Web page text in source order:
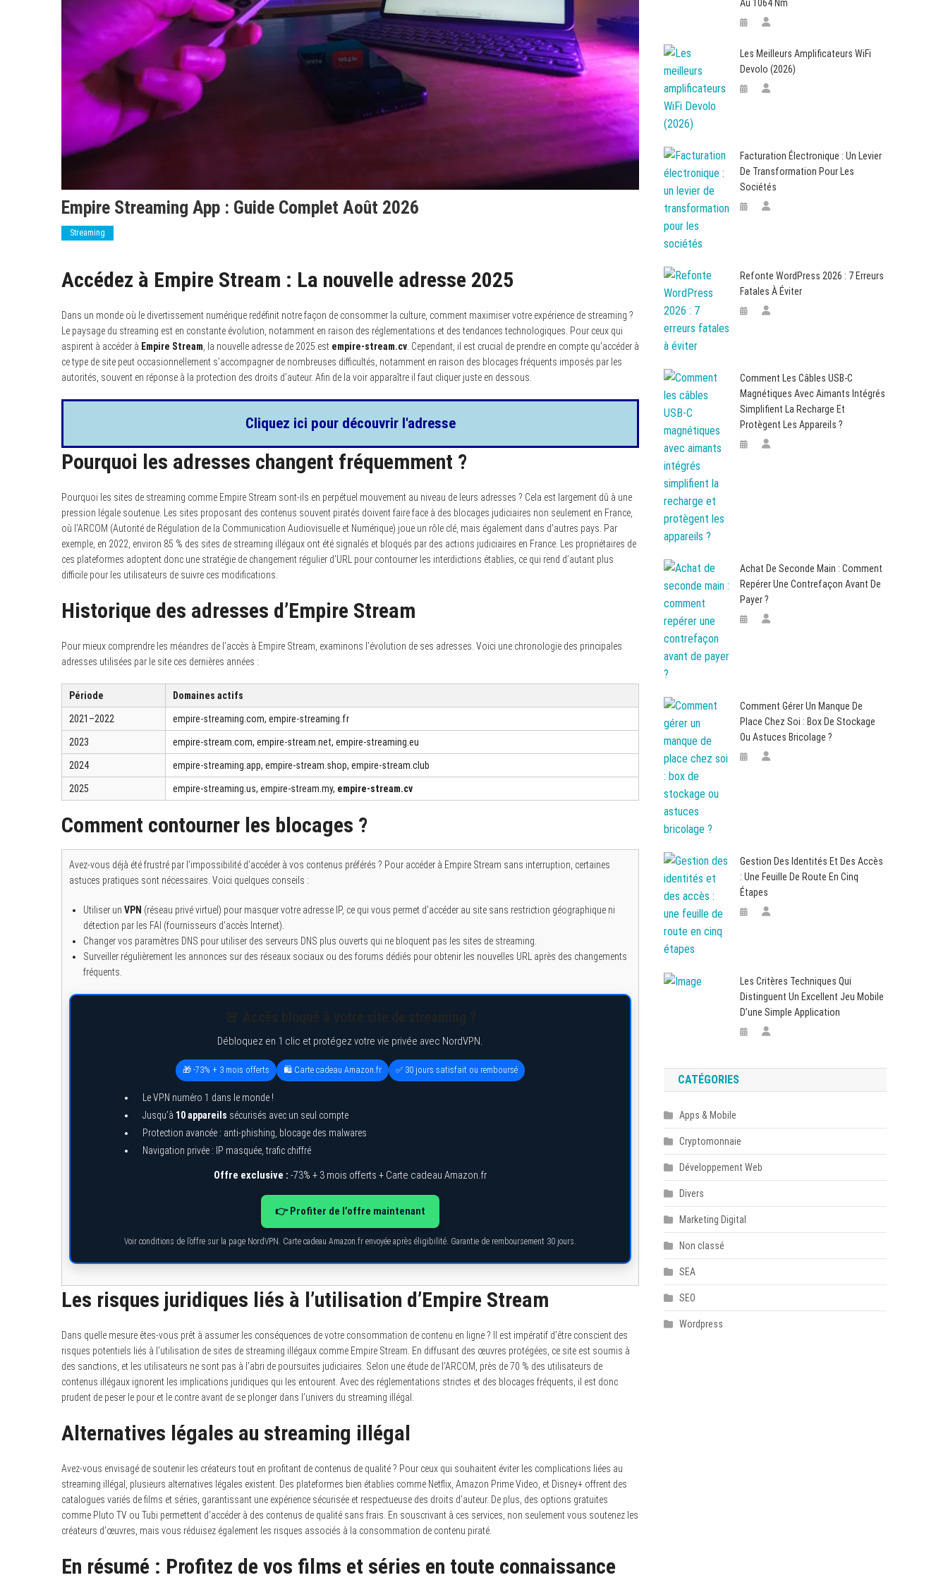
Empire Streaming App : Guide Complet Août 2026
Streaming
Accédez à Empire Stream : La nouvelle adresse 2025
Dans un monde où le divertissement numérique redéfinit notre façon de consommer la culture, comment maximiser votre expérience de streaming ?
Le paysage du streaming est en constante évolution, notamment en raison des réglementations et des tendances technologiques. Pour ceux qui
aspirent à accéder à Empire Stream, la nouvelle adresse de 2025 est empire-stream.cv. Cependant, il est crucial de prendre en compte qu’accéder à
ce type de site peut occasionnellement s’accompagner de nombreuses difficultés, notamment en raison des blocages fréquents imposés par les
autorités, souvent en réponse à la protection des droits d’auteur. Afin de la voir apparaître il faut cliquer juste en dessous.
Cliquez ici pour découvrir l'adresse
Pourquoi les adresses changent fréquemment ?
Pourquoi les sites de streaming comme Empire Stream sont-ils en perpétuel mouvement au niveau de leurs adresses ? Cela est largement dû à une
pression légale soutenue. Les sites proposant des contenus souvent piratés doivent faire face à des blocages judiciaires non seulement en France,
où l’ARCOM (Autorité de Régulation de la Communication Audiovisuelle et Numérique) joue un rôle clé, mais également dans d’autres pays. Par
exemple, en 2022, environ 85 % des sites de streaming illégaux ont été signalés et bloqués par des actions judiciaires en France. Les propriétaires de
ces plateformes adoptent donc une stratégie de changement régulier d’URL pour contourner les interdictions établies, ce qui rend d’autant plus
difficile pour les utilisateurs de suivre ces modifications.
Historique des adresses d’Empire Stream
Pour mieux comprendre les méandres de l’accès à Empire Stream, examinons l’évolution de ses adresses. Voici une chronologie des principales
adresses utilisées par le site ces dernières années :
Période Domaines actifs
2021–2022 empire-streaming.com, empire-streaming.fr
2023 empire-stream.com, empire-stream.net, empire-streaming.eu
2024 empire-streaming.app, empire-stream.shop, empire-stream.club
2025 empire-streaming.us, empire-stream.my, empire-stream.cv
Comment contourner les blocages ?
Avez-vous déjà été frustré par l’impossibilité d’accéder à vos contenus préférés ? Pour accéder à Empire Stream sans interruption, certaines
astuces pratiques sont nécessaires. Voici quelques conseils :
Utiliser un VPN (réseau privé virtuel) pour masquer votre adresse IP, ce qui vous permet d’accéder au site sans restriction géographique ni
détection par les FAI (fournisseurs d’accès Internet).
Changer vos paramètres DNS pour utiliser des serveurs DNS plus ouverts qui ne bloquent pas les sites de streaming.
Surveiller régulièrement les annonces sur des réseaux sociaux ou des forums dédiés pour obtenir les nouvelles URL après des changements
fréquents.
Débloquez en 1 clic et protégez votre vie privée avec NordVPN.
🎁 -73% + 3 mois offerts 🛍️ Carte cadeau Amazon.fr ✅ 30 jours satisfait ou remboursé
Le VPN numéro 1 dans le monde !
Jusqu’à 10 appareils sécurisés avec un seul compte
Protection avancée : anti-phishing, blocage des malwares
Navigation privée : IP masquée, trafic chiffré
Offre exclusive : -73% + 3 mois offerts + Carte cadeau Amazon.fr
👉 Profiter de l’offre maintenant
Voir conditions de l’offre sur la page NordVPN. Carte cadeau Amazon.fr envoyée après éligibilité. Garantie de remboursement 30 jours.
Les risques juridiques liés à l’utilisation d’Empire Stream
Dans quelle mesure êtes-vous prêt à assumer les conséquences de votre consommation de contenu en ligne ? Il est impératif d’être conscient des
risques potentiels liés à l’utilisation de sites de streaming illégaux comme Empire Stream. En diffusant des œuvres protégées, ce site est soumis à
des sanctions, et les utilisateurs ne sont pas à l’abri de poursuites judiciaires. Selon une étude de l’ARCOM, près de 70 % des utilisateurs de
contenus illégaux ignorent les implications juridiques qui les entourent. Avec des réglementations strictes et des blocages fréquents, il est donc
prudent de peser le pour et le contre avant de se plonger dans l’univers du streaming illégal.
Alternatives légales au streaming illégal
Avez-vous envisagé de soutenir les créateurs tout en profitant de contenus de qualité ? Pour ceux qui souhaitent éviter les complications liées au
streaming illégal, plusieurs alternatives légales existent. Des plateformes bien établies comme Netflix, Amazon Prime Video, et Disney+ offrent des
catalogues variés de films et séries, garantissant une expérience sécurisée et respectueuse des droits d’auteur. De plus, des options gratuites
comme Pluto TV ou Tubi permettent d’accéder à des contenus de qualité sans frais. En souscrivant à ces services, non seulement vous soutenez les
créateurs d’œuvres, mais vous réduisez également les risques associés à la consommation de contenu piraté.
En résumé : Profitez de vos films et séries en toute connaissance
Au 1064 Nm
Les Meilleurs Amplificateurs WiFi
Devolo (2026)
Facturation Électronique : Un Levier
De Transformation Pour Les
Sociétés
Refonte WordPress 2026 : 7 Erreurs
Fatales À Éviter
Comment Les Câbles USB-C
Magnétiques Avec Aimants Intégrés
Simplifient La Recharge Et
Protègent Les Appareils ?
Achat De Seconde Main : Comment
Repérer Une Contrefaçon Avant De
Payer ?
Comment Gérer Un Manque De
Place Chez Soi : Box De Stockage
Ou Astuces Bricolage ?
Gestion Des Identités Et Des Accès
: Une Feuille De Route En Cinq
Étapes
Les Critères Techniques Qui
Distinguent Un Excellent Jeu Mobile
D’une Simple Application
CATÉGORIES
Apps & Mobile
Cryptomonnaie
Développement Web
Divers
Marketing Digital
Non classé
SEA
SEO
Wordpress